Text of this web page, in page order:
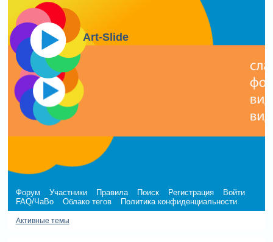
Art-Slide
Форум Участники Правила Поиск Регистрация
Войти
FAQ/ЧаВо
Облако тегов Политика конфиденциальности
Активные темы